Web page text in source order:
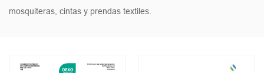
mosquiteras, cintas y prendas textiles.